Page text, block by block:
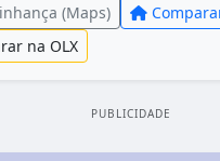
(Maps)
na OLX
PUBLICIDADE